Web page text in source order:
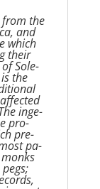
from the
and
which
their
of Sole­
the
inge­
pro­
pre­
pa­